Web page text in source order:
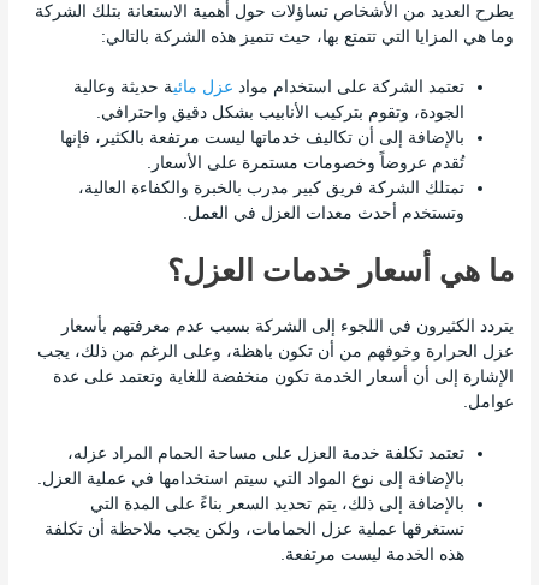
يطرح العديد من الأشخاص تساؤلات حول أهمية الاستعانة بتلك الشركة
وما هي المزايا التي تتمتع بها، حيث تتميز هذه الشركة بالتالي:
تعتمد الشركة على استخدام مواد عزل مائية حديثة وعالية
الجودة، وتقوم بتركيب الأنابيب بشكل دقيق واحترافي.
بالإضافة إلى أن تكاليف خدماتها ليست مرتفعة بالكثير، فإنها
تُقدم عروضاً وخصومات مستمرة على الأسعار.
تمتلك الشركة فريق كبير مدرب بالخبرة والكفاءة العالية،
وتستخدم أحدث معدات العزل في العمل.
ما هي أسعار خدمات العزل؟
يتردد الكثيرون في اللجوء إلى الشركة بسبب عدم معرفتهم بأسعار
عزل الحرارة وخوفهم من أن تكون باهظة، وعلى الرغم من ذلك، يجب
الإشارة إلى أن أسعار الخدمة تكون منخفضة للغاية وتعتمد على عدة
عوامل.
تعتمد تكلفة خدمة العزل على مساحة الحمام المراد عزله،
بالإضافة إلى نوع المواد التي سيتم استخدامها في عملية العزل.
بالإضافة إلى ذلك، يتم تحديد السعر بناءً على المدة التي
تستغرقها عملية عزل الحمامات، ولكن يجب ملاحظة أن تكلفة
هذه الخدمة ليست مرتفعة.